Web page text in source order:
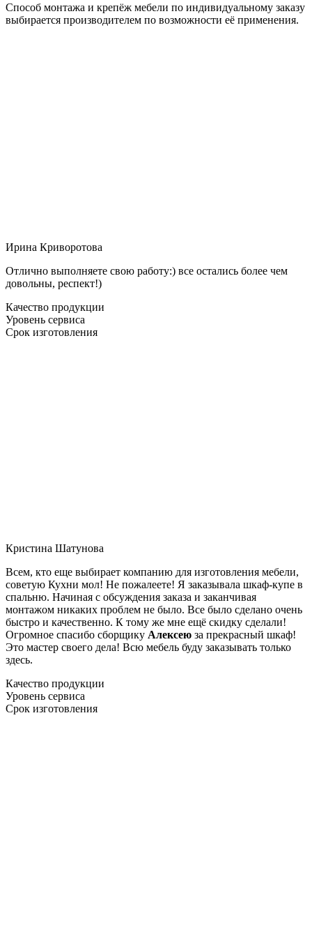
Способ монтажа и крепёж мебели по индивидуальному заказу
выбирается производителем по возможности её применения.
Ирина Криворотова
Отлично выполняете свою работу:) все остались более чем
довольны, респект!)
Качество продукции
Уровень сервиса
Срок изготовления
Кристина Шатунова
Всем, кто еще выбирает компанию для изготовления мебели,
советую Кухни мол! Не пожалеете! Я заказывала шкаф-купе в
спальню. Начиная с обсуждения заказа и заканчивая
монтажом никаких проблем не было. Все было сделано очень
быстро и качественно. К тому же мне ещё скидку сделали!
Огромное спасибо сборщику Алексею за прекрасный шкаф!
Это мастер своего дела! Всю мебель буду заказывать только
здесь.
Качество продукции
Уровень сервиса
Срок изготовления